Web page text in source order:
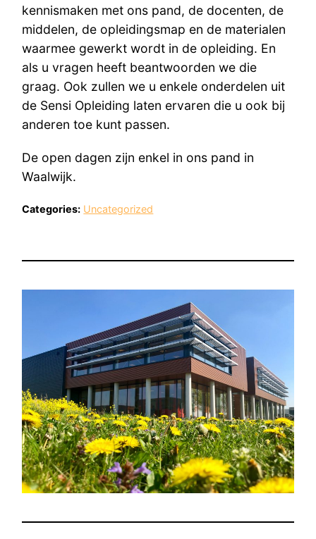
kennismaken met ons pand, de docenten, de
middelen, de opleidingsmap en de materialen
waarmee gewerkt wordt in de opleiding. En
als u vragen heeft beantwoorden we die
graag. Ook zullen we u enkele onderdelen uit
de Sensi Opleiding laten ervaren die u ook bij
anderen toe kunt passen.
De open dagen zijn enkel in ons pand in
Waalwijk.
Categories: Uncategorized